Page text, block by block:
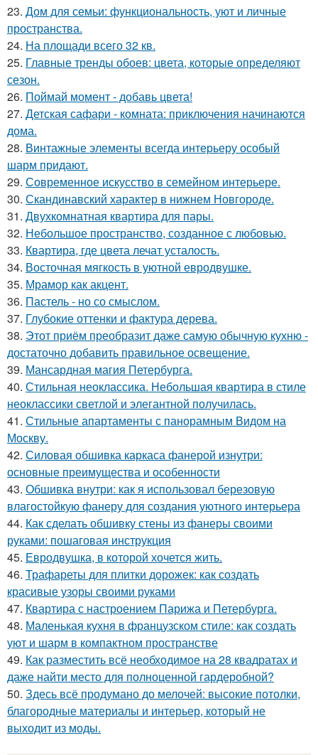
23. Дом для семьи: функциональность, уют и личные
пространства.
24. На площади всего 32 кв.
25. Главные тренды обоев: цвета, которые определяют
сезон.
26. Поймай момент - добавь цвета!
27. Детская сафари - комната: приключения начинаются
дома.
28. Винтажные элементы всегда интерьеру особый
шарм придают.
29. Современное искусство в семейном интерьере.
30. Скандинавский характер в нижнем Новгороде.
31. Двухкомнатная квартира для пары.
32. Небольшое пространство, созданное с любовью.
33. Квартира, где цвета лечат усталость.
34. Восточная мягкость в уютной евродвушке.
35. Мрамор как акцент.
36. Пастель - но со смыслом.
37. Глубокие оттенки и фактура дерева.
38. Этот приём преобразит даже самую обычную кухню -
достаточно добавить правильное освещение.
39. Мансардная магия Петербурга.
40. Стильная неоклассика. Небольшая квартира в стиле
неоклассики светлой и элегантной получилась.
41. Стильные апартаменты с панорамным Видом на
Москву.
42. Силовая обшивка каркаса фанерой изнутри:
основные преимущества и особенности
43. Обшивка внутри: как я использовал березовую
влагостойкую фанеру для создания уютного интерьера
44. Как сделать обшивку стены из фанеры своими
руками: пошаговая инструкция
45. Евродвушка, в которой хочется жить.
46. Трафареты для плитки дорожек: как создать
красивые узоры своими руками
47. Квартира с настроением Парижа и Петербурга.
48. Маленькая кухня в французском стиле: как создать
уют и шарм в компактном пространстве
49. Как разместить всё необходимое на 28 квадратах и
даже найти место для полноценной гардеробной?
50. Здесь всё продумано до мелочей: высокие потолки,
благородные материалы и интерьер, который не
выходит из моды.